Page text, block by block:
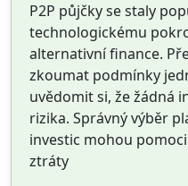
P2P půjčky se staly
technologickému
alternativní finance.
zkoumat podmínky
uvědomit si, že žádná
rizika. Správný výběr
investic mohou
ztráty